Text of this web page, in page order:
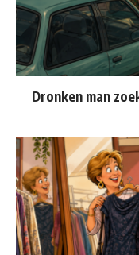
Dronken man